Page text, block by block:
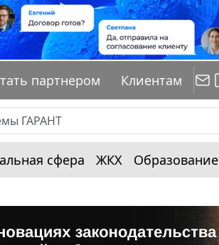
партнером Клиентам
сфера ЖКХ Образование